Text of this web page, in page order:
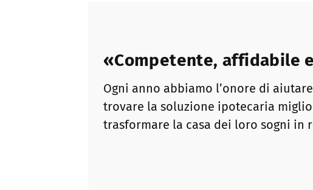
«Competente, affidabile
Ogni anno abbiamo l’onore di
trovare la soluzione ipotecaria
trasformare la casa dei loro sogni in